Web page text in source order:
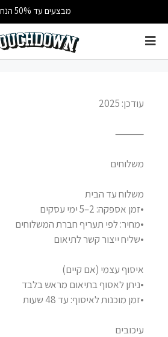
מבצעים עד 50% הנחה
עודכן: 2025
⸻
משלוחים
משלוח עד הבית
•זמן אספקה: 2–5 ימי עסקים
•מחיר: לפי תעריף חברת המשלוחים
•שליח ייצור קשר לתיאום
איסוף עצמי (אם קיים)
•ניתן לאסוף בתיאום מראש בלבד
•זמן מוכנות לאיסוף: עד 48 שעות
עיכובים